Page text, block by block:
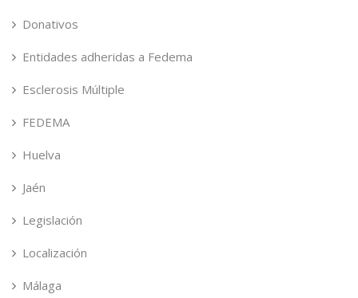
Donativos
Entidades adheridas a Fedema
Esclerosis Múltiple
FEDEMA
Huelva
Jaén
Legislación
Localización
Málaga